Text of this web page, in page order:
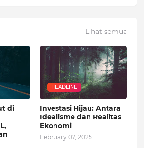
Lihat semua
di
HEADLINE
Investasi Hijau: Antara
Idealisme dan Realitas
Ekonomi
February 07, 2025